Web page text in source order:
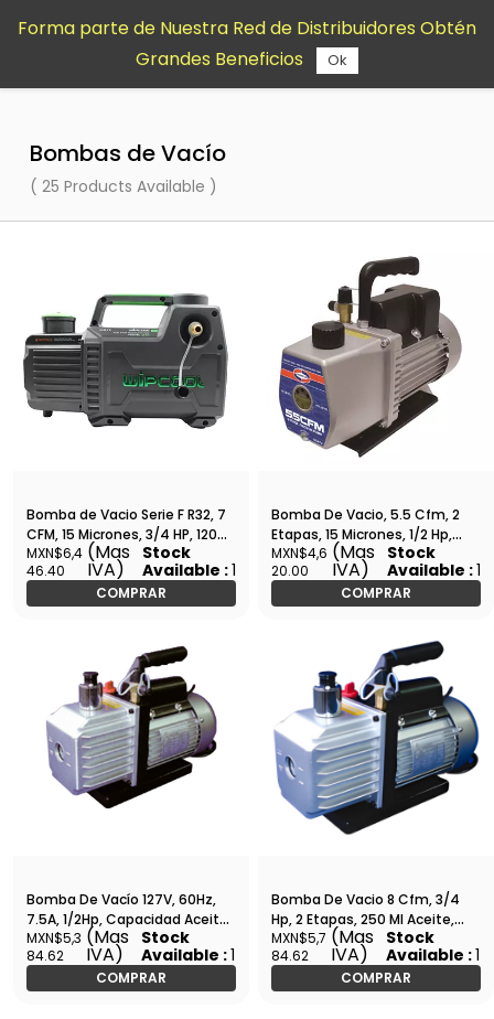
contenido
Bombas de Vacío
( 25 Products Available )
Bomba de Vacio Serie F R32, 7
CFM, 15 Micrones, 3/4 HP, 120
V/60 HZ - WIP-2F3R
MXN$6,4
46.40
(Mas
IVA)
Stock
Available :1
COMPRAR
Bomba De Vacio, 5.5 Cfm, 2
Etapas, 15 Micrones, 1/2 Hp,
110V/60 Hz Uniweld - U5VP2
MXN$4,6
20.00
(Mas
IVA)
Stock
Available :1
COMPRAR
Bomba De Vacío 127V, 60Hz,
7.5A, 1/2Hp, Capacidad Aceite
340Ml, 5 Cfm, 2 Etapas - VE-
245
MXN$5,3
84.62
(Mas
IVA)
Stock
Available :1
COMPRAR
Bomba De Vacio 8 Cfm, 3/4
Hp, 2 Etapas, 250 Ml Aceite,
Voltaje 127, 7.5 Amperes, Gb -
2FY-3B
MXN$5,7
84.62
(Mas
IVA)
Stock
Available :1
COMPRAR
Forma parte de Nuestra Red de Distribuidores Obtén
Grandes Beneficios
Ok